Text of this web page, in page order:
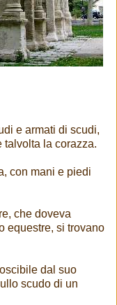
e armati di scudi,
talvolta la corazza.
con mani e piedi
che doveva
equestre, si trovano
dal suo
scudo di un